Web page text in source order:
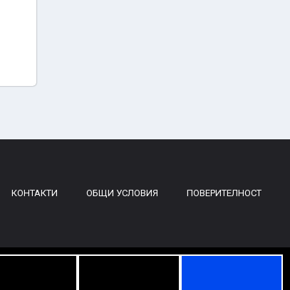
КОНТАКТИ ОБЩИ УСЛОВИЯ ПОВЕРИТЕЛНОСТ